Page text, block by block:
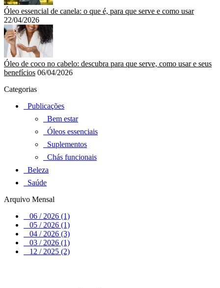
Óleo essencial de canela: o que é, para que serve e como usar
22/04/2026
Óleo de coco no cabelo: descubra para que serve, como usar e seus
benefícios 06/04/2026
Categorias
Publicações
Bem estar
Óleos essenciais
Suplementos
Chás funcionais
Beleza
Saúde
Arquivo Mensal
06 / 2026 (1)
05 / 2026 (1)
04 / 2026 (3)
03 / 2026 (1)
12 / 2025 (2)